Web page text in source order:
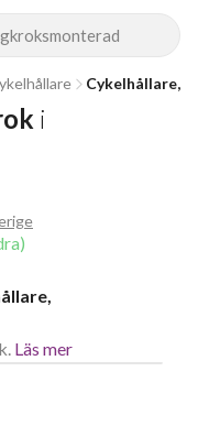
Cykelhållare,
i
Läs mer